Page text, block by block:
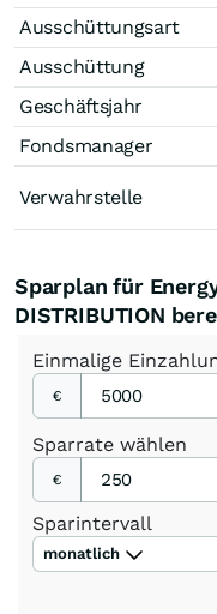
Ausschüttungsart
Ausschüttung
Geschäftsjahr
Fondsmanager
Verwahrstelle
Sparplan für
DISTRIBUTION
Einmalige
€
Sparrate wählen
€
Sparintervall
monatlich